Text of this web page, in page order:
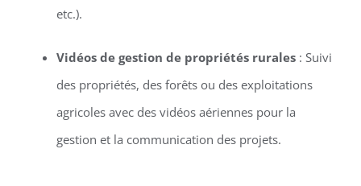
etc.).
Vidéos de gestion de propriétés rurales: Suivi
des propriétés, des forêts ou des exploitations
agricoles avec des vidéos aériennes pour la
gestion et la communication des projets.